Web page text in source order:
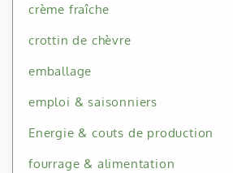
crème fraîche
crottin de chèvre
emballage
emploi & saisonniers
Energie & couts de production
fourrage & alimentation